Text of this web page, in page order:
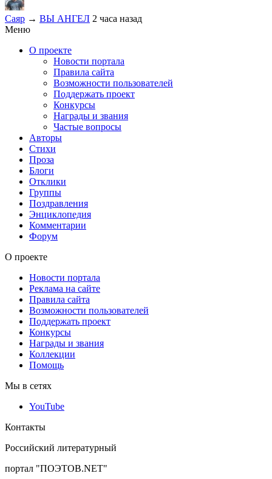
Саяр → ВЫ АНГЕЛ 2 часа назад
Меню
О проекте
Новости портала
Правила сайта
Возможности пользователей
Поддержать проект
Конкурсы
Награды и звания
Частые вопросы
Авторы
Стихи
Проза
Блоги
Отклики
Группы
Поздравления
Энциклопедия
Комментарии
Форум
О проекте
Новости портала
Реклама на сайте
Правила сайта
Возможности пользователей
Поддержать проект
Конкурсы
Награды и звания
Коллекции
Помощь
Мы в сетях
YouTube
Контакты
Российский литературный
портал "ПОЭТОВ.NET"